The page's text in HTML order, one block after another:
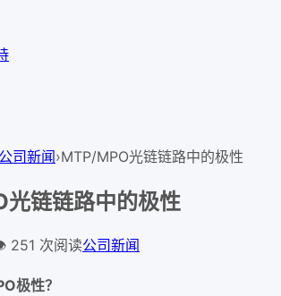
公司新闻›MTP/MPO光链链路中的极性
链链路中的极性
251 次阅读公司新闻
极性？